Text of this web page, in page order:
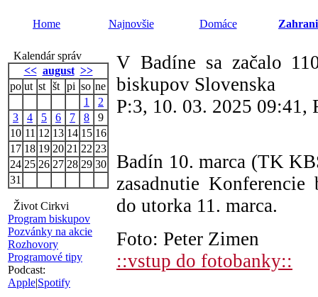
Home Najnovšie Domáce
Kalendár správ
<< august >>
po ut st št pi so ne
1
2
3
4 5 6 7 8
9
10 11 12 13 14 15 16
17 18 19 20 21 22 23
24 25 26 27 28 29 30
31
Život Cirkvi
Program biskupov
Pozvánky na akcie
Rozhovory
Programové tipy
Podcast:
Apple|Spotify
V Badíne sa začalo
biskupov Slovenska
P:3, 10. 03. 2025 09:41,
Badín 10. marca (TK
zasadnutie
do utorka 11. marca.
Foto: Peter Zimen
::vstup do fotobanky::